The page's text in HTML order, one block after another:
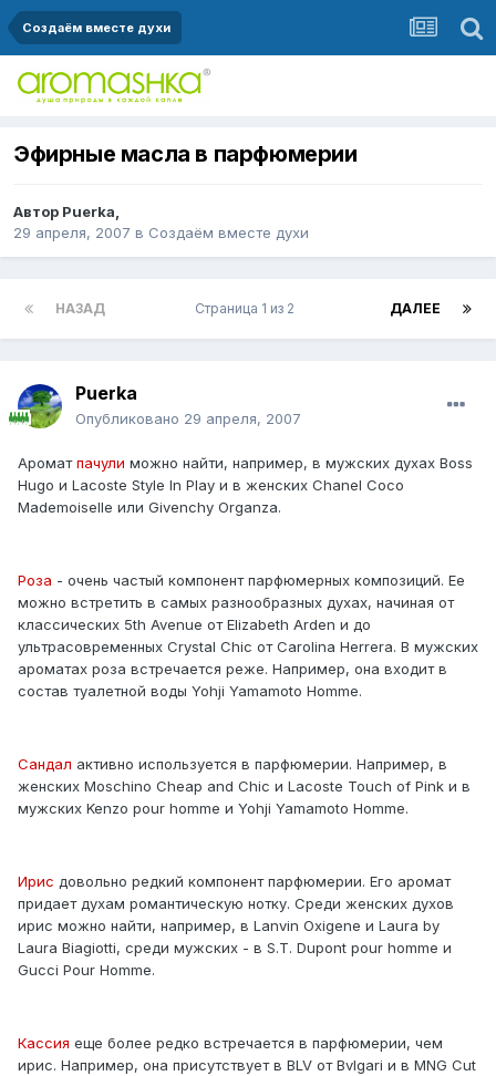
Создаём вместе духи
Эфирные масла в парфюмерии
Автор Puerka,
29 апреля, 2007 в Создаём вместе духи
НАЗАД ДАЛЕЕ
Страница 1 из 2
Puerka
Опубликовано 29 апреля, 2007
Ароматпачули можно найти, например, в мужских духах Boss
Hugo и Lacoste Style In Play и в женских Chanel Coco
Mademoiselle или Givenchy Organza.
Роза - очень частый компонент парфюмерных композиций. Ее
можно встретить в самых разнообразных духах, начиная от
классических 5th Avenue от Elizabeth Arden и до
ультрасовременных Crystal Chic от Carolina Herrera. В мужских
ароматах роза встречается реже. Например, она входит в
состав туалетной воды Yohji Yamamoto Homme.
Сандал активно используется в парфюмерии. Например, в
женских Moschino Cheap and Chic и Lacoste Touch of Pink и в
мужских Kenzo pour homme и Yohji Yamamoto Homme.
Ирис довольно редкий компонент парфюмерии. Его аромат
придает духам романтическую нотку. Среди женских духов
ирис можно найти, например, в Lanvin Oxigene и Laura by
Laura Biagiotti, среди мужских - в S.T. Dupont pour homme и
Gucci Pour Homme.
Кассия еще более редко встречается в парфюмерии, чем
ирис. Например, она присутствует в BLV от Bvlgari и в MNG Cut